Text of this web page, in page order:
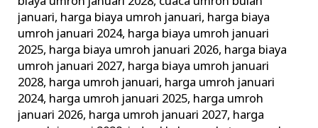
januari, harga biaya umroh januari, harga biaya
umroh januari 2024, harga biaya umroh januari
2025, harga biaya umroh januari 2026, harga biaya
umroh januari 2027, harga biaya umroh januari
2028, harga umroh januari, harga umroh januari
2024, harga umroh januari 2025, harga umroh
januari 2026, harga umroh januari 2027, harga